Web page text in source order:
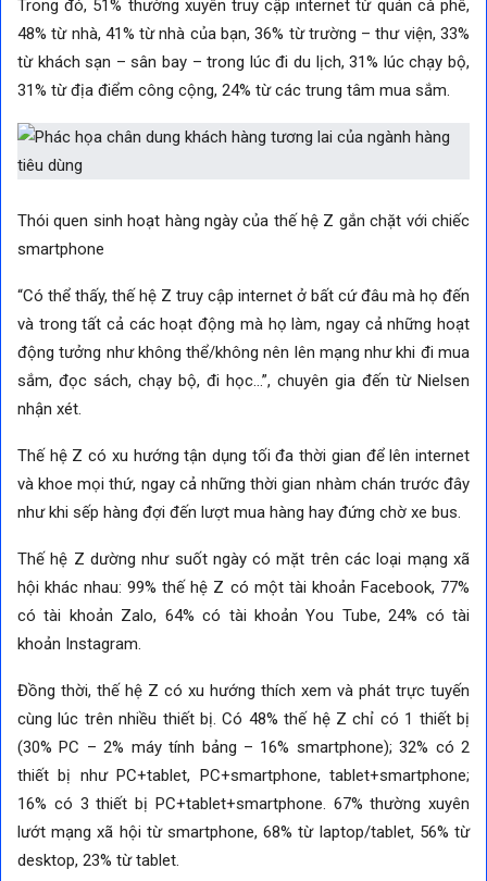
Trong đó, 51% thường xuyên truy cập internet từ quán cà phê,
48% từ nhà, 41% từ nhà của bạn, 36% từ trường – thư viện, 33%
từ khách sạn – sân bay – trong lúc đi du lịch, 31% lúc chạy bộ,
31% từ địa điểm công cộng, 24% từ các trung tâm mua sắm.
Thói quen sinh hoạt hàng ngày của thế hệ Z gắn chặt với chiếc
smartphone
“Có thể thấy, thế hệ Z truy cập internet ở bất cứ đâu mà họ đến
và trong tất cả các hoạt động mà họ làm, ngay cả những hoạt
động tưởng như không thể/không nên lên mạng như khi đi mua
sắm, đọc sách, chạy bộ, đi học…”, chuyên gia đến từ Nielsen
nhận xét.
Thế hệ Z có xu hướng tận dụng tối đa thời gian để lên internet
và khoe mọi thứ, ngay cả những thời gian nhàm chán trước đây
như khi sếp hàng đợi đến lượt mua hàng hay đứng chờ xe bus.
Thế hệ Z dường như suốt ngày có mặt trên các loại mạng xã
hội khác nhau: 99% thế hệ Z có một tài khoản Facebook, 77%
có tài khoản Zalo, 64% có tài khoản You Tube, 24% có tài
khoản Instagram.
Đồng thời, thế hệ Z có xu hướng thích xem và phát trực tuyến
cùng lúc trên nhiều thiết bị. Có 48% thế hệ Z chỉ có 1 thiết bị
(30% PC – 2% máy tính bảng – 16% smartphone); 32% có 2
thiết bị như PC+tablet, PC+smartphone, tablet+smartphone;
16% có 3 thiết bị PC+tablet+smartphone. 67% thường xuyên
lướt mạng xã hội từ smartphone, 68% từ laptop/tablet, 56% từ
desktop, 23% từ tablet.